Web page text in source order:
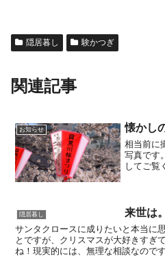
隠居暮し 験かつぎ
関連記事
お知らせ 懐かし
相当前に
写真です
してご覧
ているの
隠居暮し 来世は。
サンタクロースに成りたいと本当に
とですが、クリスマスが大好きすぎ
ね！現実的には、無理な相談なので